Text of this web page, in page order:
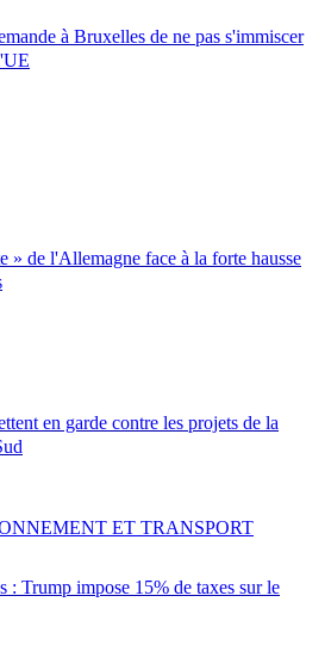
à Bruxelles de ne pas s'immiscer
» de l'Allemagne face à la forte hausse
en garde contre les projets de la
: Trump impose 15% de taxes sur le
ET TRANSPORT